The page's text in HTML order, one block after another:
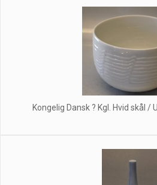
Kongelig Dansk ? Kgl. Hvid skål /